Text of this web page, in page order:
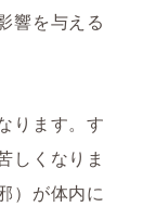
響を与える
ります。す
しくなりま
）が体内に